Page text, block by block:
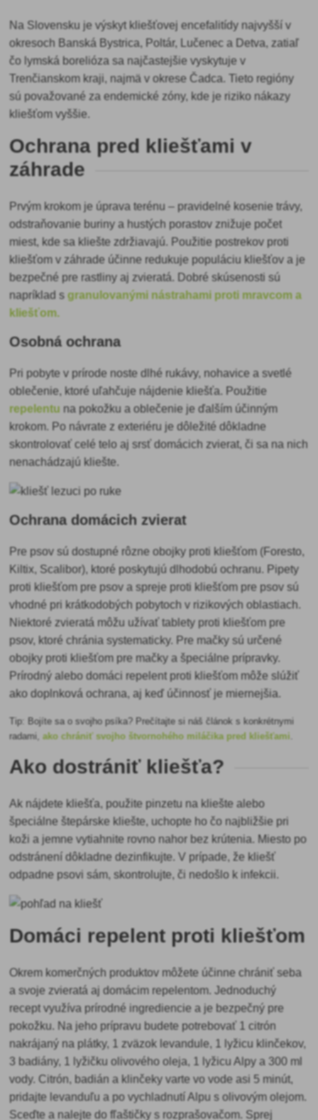
Na Slovensku je výskyt kliešťovej encefalitídy najvyšší v
okresoch Banská Bystrica, Poltár, Lučenec a Detva, zatiaľ
čo lymská borelióza sa najčastejšie vyskytuje v
Trenčianskom kraji, najmä v okrese Čadca. Tieto regióny
sú považované za endemické zóny, kde je riziko nákazy
kliešťom vyššie.
Ochrana pred kliešťami v
záhrade
Prvým krokom je úprava terénu – pravidelné kosenie trávy,
odstraňovanie buriny a hustých porastov znižuje počet
miest, kde sa kliešte zdržiavajú. Použitie postrekov proti
kliešťom v záhrade účinne redukuje populáciu kliešťov a je
bezpečné pre rastliny aj zvieratá. Dobré skúsenosti sú
napríklad sgranulovanými nástrahami proti mravcom a
kliešťom.
Osobná ochrana
Pri pobyte v prírode noste dlhé rukávy, nohavice a svetlé
oblečenie, ktoré uľahčuje nájdenie kliešťa. Použitie
repelentu na pokožku a oblečenie je ďalším účinným
krokom. Po návrate z exteriéru je dôležité dôkladne
skontrolovať celé telo aj srsť domácich zvierat, či sa na nich
nenachádzajú kliešte.
Ochrana domácich zvierat
Pre psov sú dostupné rôzne obojky proti kliešťom (Foresto,
Kiltix, Scalibor), ktoré poskytujú dlhodobú ochranu. Pipety
proti kliešťom pre psov a spreje proti kliešťom pre psov sú
vhodné pri krátkodobých pobytoch v rizikových oblastiach.
Niektoré zvieratá môžu užívať tablety proti kliešťom pre
psov, ktoré chránia systematicky. Pre mačky sú určené
obojky proti kliešťom pre mačky a špeciálne prípravky.
Prírodný alebo domáci repelent proti kliešťom môže slúžiť
ako doplnková ochrana, aj keď účinnosť je miernejšia.
Tip: Bojíte sa o svojho psíka? Prečítajte si náš článok s konkrétnymi
radami, ako chrániť svojho štvornohého miláčika pred kliešťami
Ako dostrániť kliešťa?
Ak nájdete kliešťa, použite pinzetu na kliešte alebo
špeciálne štepárske kliešte, uchopte ho čo najbližšie pri
koži a jemne vytiahnite rovno nahor bez krútenia. Miesto po
odstránení dôkladne dezinfikujte. V prípade, že kliešť
odpadne psovi sám, skontrolujte, či nedošlo k infekcii.
Domáci repelent proti kliešťom
Okrem komerčných produktov môžete účinne chrániť seba
a svoje zvieratá aj domácim repelentom. Jednoduchý
recept využíva prírodné ingrediencie a je bezpečný pre
pokožku. Na jeho prípravu budete potrebovať 1 citrón
nakrájaný na plátky, 1 zväzok levandule, 1 lyžicu klinčekov,
3 badiány, 1 lyžičku olivového oleja, 1 lyžicu Alpy a 300 ml
vody. Citrón, badián a klinčeky varte vo vode asi 5 minút,
pridajte levanduľu a po vychladnutí Alpu s olivovým olejom.
Sceďte a nalejte do fľaštičky s rozprašovačom. Sprej